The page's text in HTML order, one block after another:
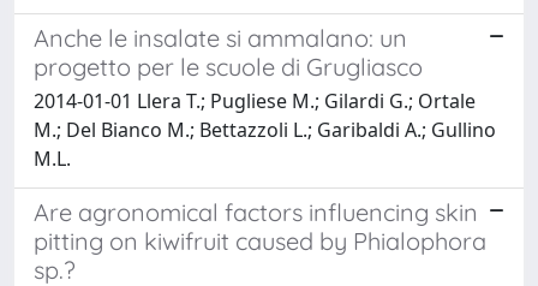
Anche le insalate si ammalano: un
progetto per le scuole di Grugliasco
2014-01-01 Llera T.; Pugliese M.; Gilardi G.; Ortale
M.; Del Bianco M.; Bettazzoli L.; Garibaldi A.; Gullino
M.L.
Are agronomical factors influencing skin
pitting on kiwifruit caused by Phialophora
sp.?